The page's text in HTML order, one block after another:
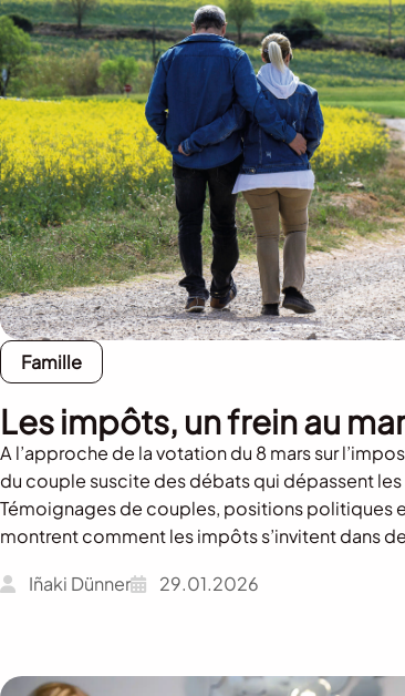
Famille
Les impôts, un frein au
A l’approche de la votation du 8 mars sur
du couple suscite des débats qui dépassent
Témoignages de couples, positions politiques
montrent comment les impôts s’invitent dans
Iñaki Dünner 29.01.2026